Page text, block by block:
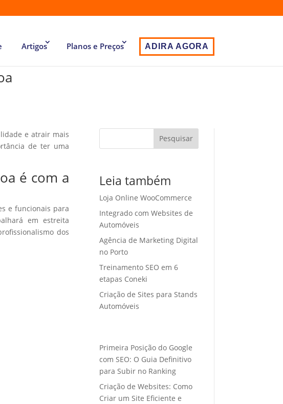
Artigos Planos e Preços ADIRA AGORA
e atrair mais
de ter uma
é com a
e funcionais para
em estreita
dos
Pesquisar
Leia também
Loja Online WooCommerce
Integrado com Websites de
Automóveis
Agência de Marketing Digital
no Porto
Treinamento SEO em 6
etapas Coneki
Criação de Sites para Stands
Automóveis
Primeira Posição do Google
com SEO: O Guia Definitivo
para Subir no Ranking
Criação de Websites: Como
Criar um Site Eficiente e